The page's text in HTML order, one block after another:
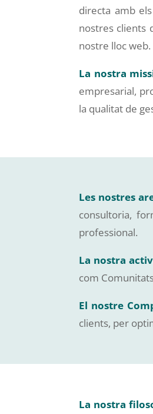
directa amb
nostres clients
nostre lloc web.
La nostra
empresarial,
la qualitat de
Les nostres
consultoria,
professional.
La nostra
com
El nostre
clients, per
La nostra